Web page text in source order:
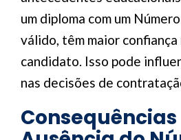
um diploma com um
válido, têm maior
candidato. Isso pode
nas decisões de